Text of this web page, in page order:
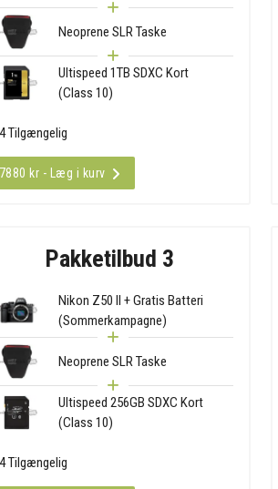
Neoprene SLR Taske
Ultispeed 1TB SDXC Kort
(Class 10)
Tilgængelig
7880 kr - Læg i kurv
Pakketilbud 3
Nikon Z50 II + Gratis Batteri
(Sommerkampagne)
Neoprene SLR Taske
Ultispeed 256GB SDXC Kort
(Class 10)
Tilgængelig